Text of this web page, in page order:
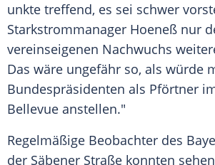
unkte treffend, es sei schwer
Starkstrommanager Hoeneß nur
vereinseigenen Nachwuchs
Das wäre ungefähr so, als würde
Bundespräsidenten als Pförtner
Bellevue anstellen."
Regelmäßige Beobachter des
der Säbener Straße konnten